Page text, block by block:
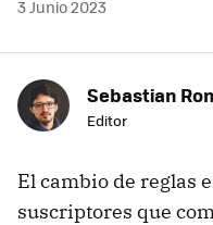
3 Junio 2023
Sebastian
Editor
El cambio de reglas
suscriptores que